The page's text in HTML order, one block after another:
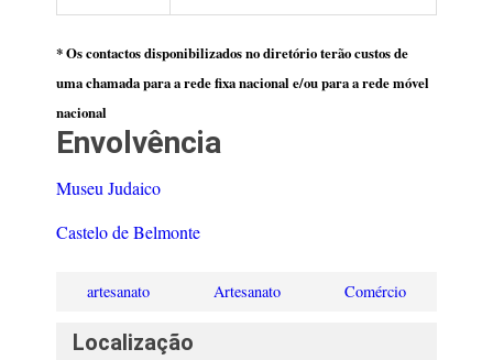
* Os contactos disponibilizados no diretório terão custos de
uma chamada para a rede fixa nacional e/ou para a rede móvel
nacional
Envolvência
Museu Judaico
Castelo de Belmonte
artesanato Artesanato Comércio
Localização